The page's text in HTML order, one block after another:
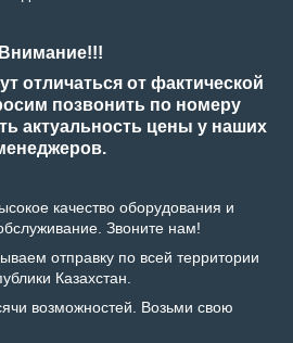
Внимание!!!
отличаться от фактической
позвонить по номеру
актуальность цены у наших
качество оборудования и
Звоните нам!
отправку по всей территории
Казахстан.
возможностей. Возьми свою